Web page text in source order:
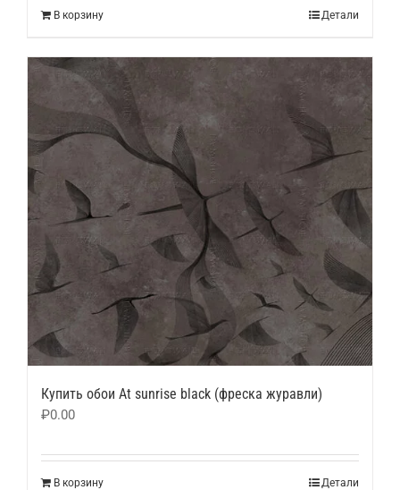
В корзину Детали
Купить обои At sunrise black (фреска журавли)
₽0.00
В корзину Детали